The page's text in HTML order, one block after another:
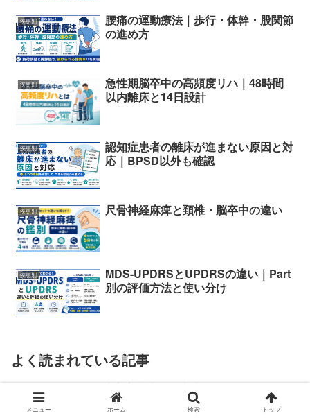
疾患別
腰痛の運動療法｜歩行・体幹・股関節
の進め方
疾患別
急性期脳卒中の高頻度リハ｜48時間
以内離床と14日設計
疾患別
認知症患者の離床が進まない原因と対
応｜BPSD以外も確認
疾患別 尺骨神経麻痺と頚椎・脳卒中の違い
疾患別
MDS-UPDRSとUPDRSの違い｜Part
別の評価方法と使い分け
よく読まれている記事
障害高齢者の日常生活自
立度｜寝たきり度の判定
メニュー ホーム 検索 トップ